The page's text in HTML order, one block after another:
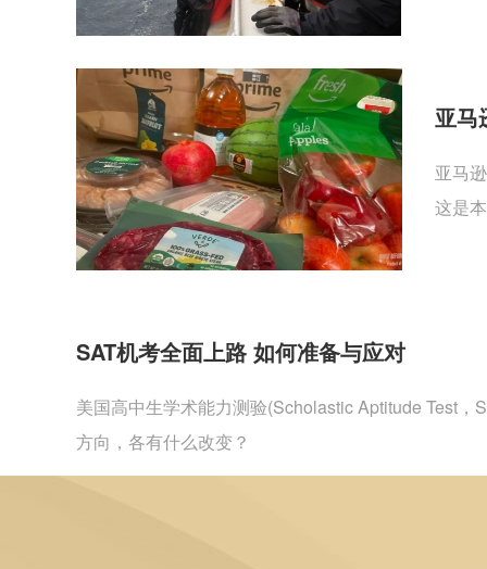
亚马
亚马
这是
SAT机考全面上路 如何准备与应对
美国高中生学术能力测验(Scholastic Aptitude Test
方向，各有什么改变？